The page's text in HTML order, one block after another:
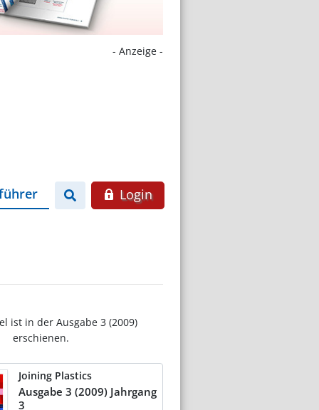
- Anzeige -
Login
ist in der Ausgabe 3 (2009)
erschienen.
Joining Plastics
Ausgabe 3 (2009) Jahrgang
3